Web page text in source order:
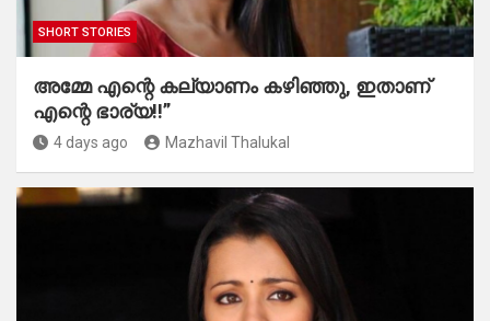
SHORT STORIES
അമ്മേ എന്റെ കല്യാണം കഴിഞ്ഞു, ഇതാണ്
എന്റെ ഭാര്യ!!”
4 days ago Mazhavil Thalukal